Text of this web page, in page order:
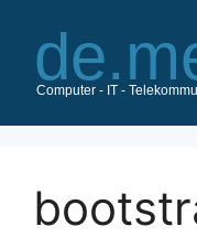
Inhalt
springen